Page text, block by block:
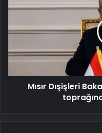
Bakanı
Filistin
toprağından
Mısır Dışişleri